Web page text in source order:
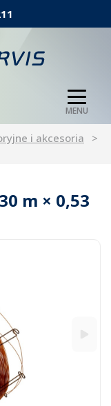
MENU
i akcesoria
m × 0,53